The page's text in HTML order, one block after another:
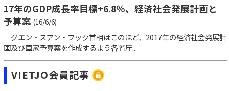
17年のGDP成長率目標+6.8％、経済社会発展計画と
予算案 (16/6/6)
グエン・スアン・フック首相はこのほど、2017年の経済社会発展計
画及び国家予算案を作成するよう各省庁...
VIETJO会員記事